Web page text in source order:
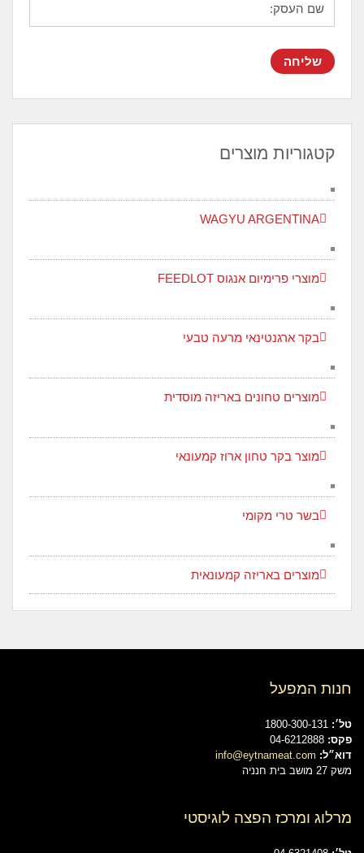
קטגוריות מוצרים
WAGYU ARGENTINA
מוצרי פרימיום אנגוס FEEDLOT
בקר ארגנטינאי מרעה טבעי
מוצרים טחונים באריזה מוסדית
מוצר בקר טחון ארוז קמעונאי
בשר טרי מקומי
מוצרים באריזה קמעונאית
חנות המפעל
טל׳:
פקס:
דוא״ל: info@eytnameat.com
משק 27 מושב בית חנניה
מרלוג ומרכז הפצה לוגיסטי